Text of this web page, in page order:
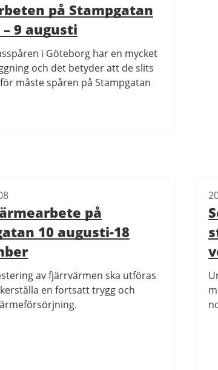
på Stampgatan
9 augusti
i Göteborg har en mycket
och det betyder att de slits
måste spåren på Stampgatan
på
10 augusti-18
av fjärrvärmen ska utföras
en fortsatt trygg och